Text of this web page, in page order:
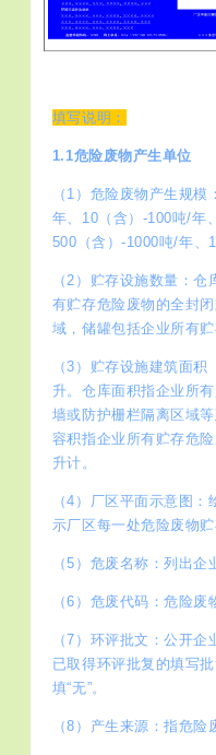
填写说明：
1.1危险废物产生单位
（1）危险废物产生规
年、10（含）-100吨/年
500（含）-1000吨/年、
（2）贮存设施数量：
有贮存危险废物的全封
域，储罐包括企业所有
（3）贮存设施建筑面
升。仓库面积指企业所
墙或防护栅栏隔离区域
容积指企业所有贮存危
升计。
（4）厂区平面示意图
示厂区每一处危险废物
（5）危废名称：列出企
（6）危废代码：危险废
（7）环评批文：公开企
已取得环评批复的填写
填“无”。
（8）产生来源：指危险